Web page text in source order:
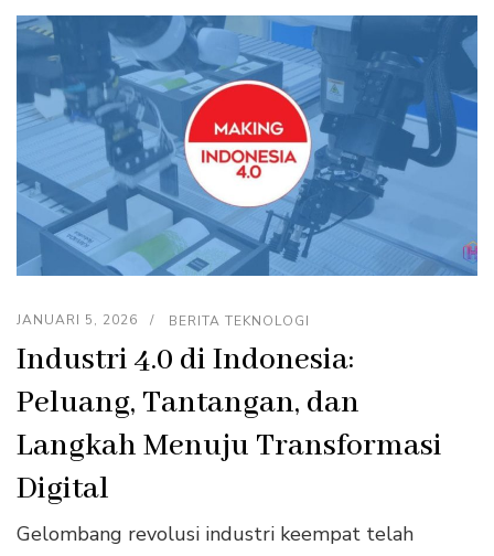
JANUARI 5, 2026 BERITA TEKNOLOGI
Industri 4.0 di Indonesia:
Peluang, Tantangan, dan
Langkah Menuju Transformasi
Digital
Gelombang revolusi industri keempat telah